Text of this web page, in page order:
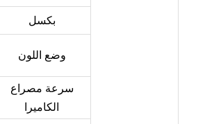
بكسل
وضع اللون
سرعة مصراع
الكاميرا